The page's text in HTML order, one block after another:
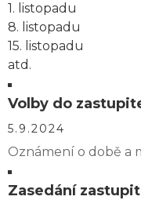
1. listopadu
8. listopadu
15. listopadu
atd.
Volby do
5.9.2024
Oznámení o době a
Zasedání